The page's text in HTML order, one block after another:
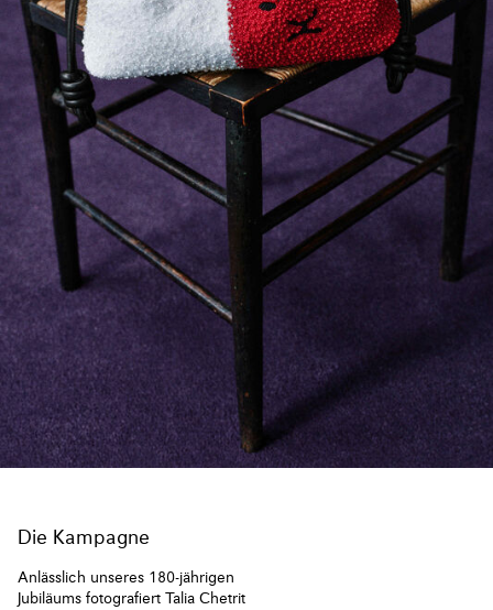
Die Kampagne
Anlässlich unseres 180-jährigen
Jubiläums fotografiert Talia Chetrit